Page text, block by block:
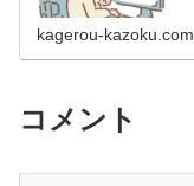
kagerou-kazoku.com
コメント